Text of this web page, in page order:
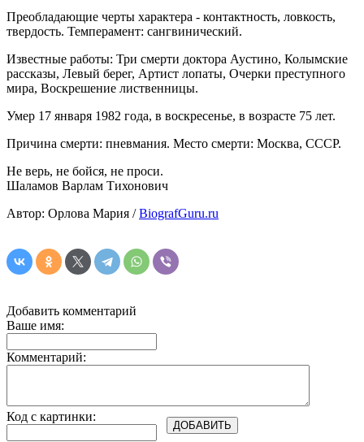
Преобладающие черты характера - контактность, ловкость,
твердость. Темперамент: сангвинический.
Известные работы: Три смерти доктора Аустино, Колымские
рассказы, Левый берег, Артист лопаты, Очерки преступного
мира, Воскрешение лиственницы.
Умер 17 января 1982 года, в воскресенье, в возрасте 75 лет.
Причина смерти: пневмания. Место смерти: Москва, СССР.
Не верь, не бойся, не проси.
Шаламов Варлам Тихонович
Автор: Орлова Мария /BiografGuru.ru
Добавить комментарий
Ваше имя:
Комментарий:
Код с картинки: